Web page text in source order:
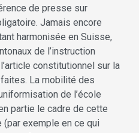
de presse sur
Jamais encore
harmonisée en Suisse,
de l’instruction
constitutionnel sur la
La mobilité des
de l’école
partie le cadre de cette
exemple en ce qui